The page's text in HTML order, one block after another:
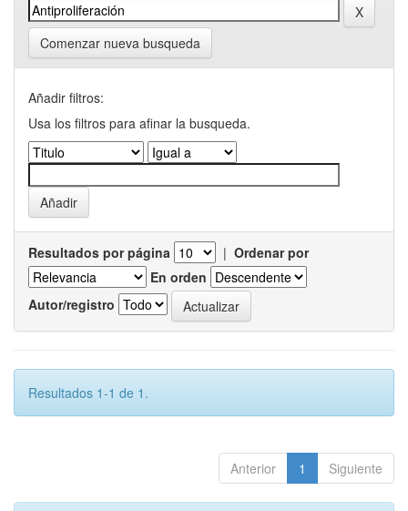
Comenzar nueva busqueda
Añadir filtros:
Usa los filtros para afinar la busqueda.
Resultados por página | Ordenar por
En orden
Autor/registro
Resultados 1-1 de 1.
Anterior 1 Siguiente